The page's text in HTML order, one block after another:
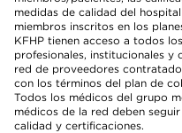
medidas de calidad del
miembros inscritos en los
KFHP tienen acceso a todos
profesionales, institucionales y
red de proveedores
con los términos del plan de
Todos los médicos del grupo
médicos de la red deben
calidad y certificaciones.